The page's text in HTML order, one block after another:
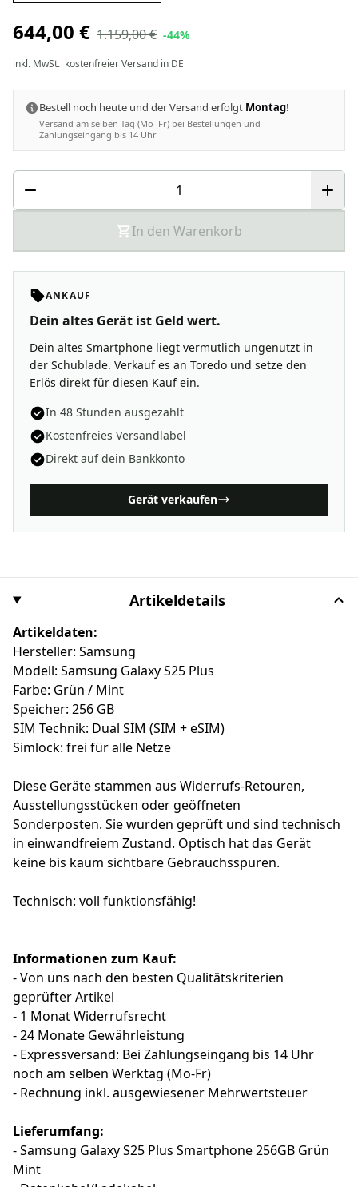
644,00 € 1.159,00 € -44%
inkl. MwSt. kostenfreier Versand in DE
Bestell noch heute und der Versand erfolgt Montag!
Versand am selben Tag (Mo–Fr) bei Bestellungen und
Zahlungseingang bis 14 Uhr
In den Warenkorb
ANKAUF
Dein altes Gerät ist Geld wert.
Dein altes Smartphone liegt vermutlich ungenutzt in
der Schublade. Verkauf es an Toredo und setze den
Erlös direkt für diesen Kauf ein.
In 48 Stunden ausgezahlt
Kostenfreies Versandlabel
Direkt auf dein Bankkonto
Gerät verkaufen
Artikeldetails
Artikeldaten:
Hersteller: Samsung
Modell: Samsung Galaxy S25 Plus
Farbe: Grün / Mint
Speicher: 256 GB
SIM Technik: Dual SIM (SIM + eSIM)
Simlock: frei für alle Netze
Diese Geräte stammen aus Widerrufs-Retouren,
Ausstellungsstücken oder geöffneten
Sonderposten. Sie wurden geprüft und sind technisch
in einwandfreiem Zustand. Optisch hat das Gerät
keine bis kaum sichtbare Gebrauchsspuren.
Technisch: voll funktionsfähig!
Informationen zum Kauf:
- Von uns nach den besten Qualitätskriterien
geprüfter Artikel
- 1 Monat Widerrufsrecht
- 24 Monate Gewährleistung
- Expressversand: Bei Zahlungseingang bis 14 Uhr
noch am selben Werktag (Mo-Fr)
- Rechnung inkl. ausgewiesener Mehrwertsteuer
Lieferumfang:
- Samsung Galaxy S25 Plus Smartphone 256GB Grün
Mint